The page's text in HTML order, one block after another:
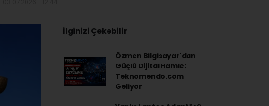
İlginizi Çekebilir
Özmen Bilgisayar'dan
Güçlü Dijital Hamle:
Teknomendo.com
Geliyor